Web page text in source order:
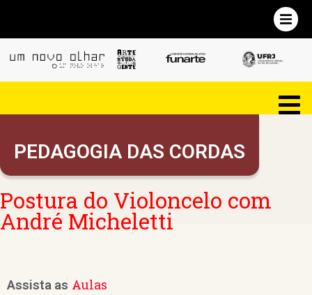
PEDAGOGIA DAS CORDAS
Postura do Violoncelo com
André Micheletti
Assista as Aulas